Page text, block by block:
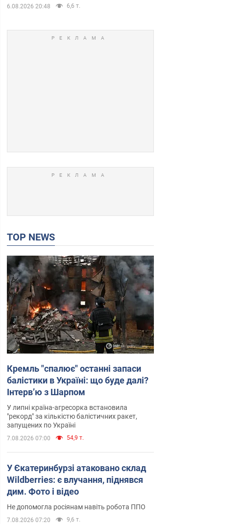
6.08.2026 20:48 6,6 т.
TOP NEWS
Кремль "спалює" останні запаси
балістики в Україні: що буде далі?
Інтерв’ю з Шарпом
У липні країна-агресорка встановила
"рекорд" за кількістю балістичних ракет,
запущених по Україні
7.08.2026 07:00 54,9 т.
У Єкатеринбурзі атаковано склад
Wildberries: є влучання, піднявся
дим. Фото і відео
Не допомогла росіянам навіть робота ППО
7.08.2026 07:20 9,6 т.